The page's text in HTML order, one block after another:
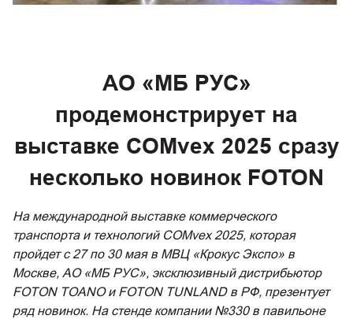
АО «МБ РУС»
продемонстрирует на
выставке COMvex 2025 сразу
несколько новинок FOTON
На международной выставке коммерческого
транспорта и технологий COMvex 2025, которая
пройдет с 27 по 30 мая в МВЦ «Крокус Экспо» в
Москве, АО «МБ РУС», эксклюзивный дистрибьютор
FOTON TOANO и FOTON TUNLAND в РФ, презентует
ряд новинок. На стенде компании №330 в павильоне